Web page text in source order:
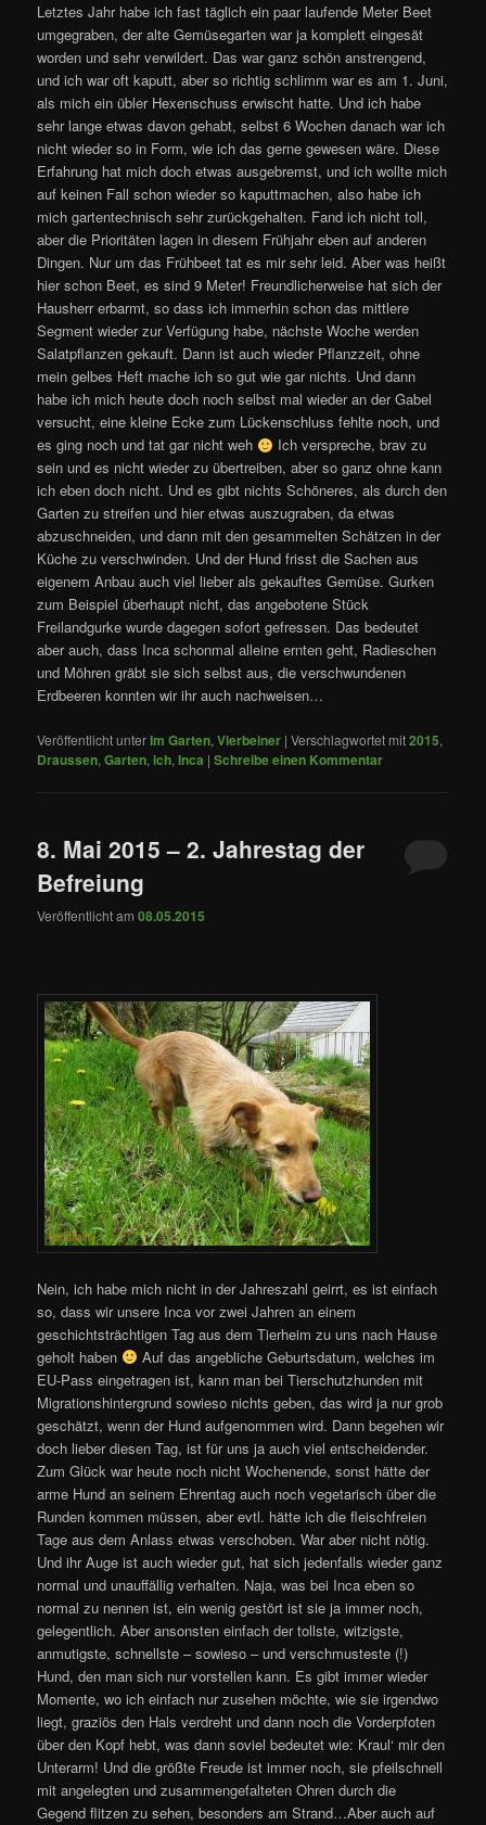
Letztes Jahr habe ich fast täglich ein paar laufende Meter Beet
umgegraben, der alte Gemüsegarten war ja komplett eingesät
worden und sehr verwildert. Das war ganz schön anstrengend,
und ich war oft kaputt, aber so richtig schlimm war es am 1. Juni,
als mich ein übler Hexenschuss erwischt hatte. Und ich habe
sehr lange etwas davon gehabt, selbst 6 Wochen danach war ich
nicht wieder so in Form, wie ich das gerne gewesen wäre. Diese
Erfahrung hat mich doch etwas ausgebremst, und ich wollte mich
auf keinen Fall schon wieder so kaputtmachen, also habe ich
mich gartentechnisch sehr zurückgehalten. Fand ich nicht toll,
aber die Prioritäten lagen in diesem Frühjahr eben auf anderen
Dingen. Nur um das Frühbeet tat es mir sehr leid. Aber was heißt
hier schon Beet, es sind 9 Meter! Freundlicherweise hat sich der
Hausherr erbarmt, so dass ich immerhin schon das mittlere
Segment wieder zur Verfügung habe, nächste Woche werden
Salatpflanzen gekauft. Dann ist auch wieder Pflanzzeit, ohne
mein gelbes Heft mache ich so gut wie gar nichts. Und dann
habe ich mich heute doch noch selbst mal wieder an der Gabel
versucht, eine kleine Ecke zum Lückenschluss fehlte noch, und
es ging noch und tat gar nicht weh
Ich verspreche, brav zu
sein und es nicht wieder zu übertreiben, aber so ganz ohne kann
ich eben doch nicht. Und es gibt nichts Schöneres, als durch den
Garten zu streifen und hier etwas auszugraben, da etwas
abzuschneiden, und dann mit den gesammelten Schätzen in der
Küche zu verschwinden. Und der Hund frisst die Sachen aus
eigenem Anbau auch viel lieber als gekauftes Gemüse. Gurken
zum Beispiel überhaupt nicht, das angebotene Stück
Freilandgurke wurde dagegen sofort gefressen. Das bedeutet
aber auch, dass Inca schonmal alleine ernten geht, Radieschen
und Möhren gräbt sie sich selbst aus, die verschwundenen
Erdbeeren konnten wir ihr auch nachweisen…
Veröffentlicht unterIm Garten,Vierbeiner |Verschlagwortet mit2015,
Draussen,Garten,ich,Inca |Schreibe einen Kommentar
8. Mai 2015 – 2. Jahrestag der
Befreiung
Veröffentlicht am08.05.2015
Nein, ich habe mich nicht in der Jahreszahl geirrt, es ist einfach
so, dass wir unsere Inca vor zwei Jahren an einem
geschichtsträchtigen Tag aus dem Tierheim zu uns nach Hause
geholt haben
Auf das angebliche Geburtsdatum, welches im
EU-Pass eingetragen ist, kann man bei Tierschutzhunden mit
Migrationshintergrund sowieso nichts geben, das wird ja nur grob
geschätzt, wenn der Hund aufgenommen wird. Dann begehen wir
doch lieber diesen Tag, ist für uns ja auch viel entscheidender.
Zum Glück war heute noch nicht Wochenende, sonst hätte der
arme Hund an seinem Ehrentag auch noch vegetarisch über die
Runden kommen müssen, aber evtl. hätte ich die fleischfreien
Tage aus dem Anlass etwas verschoben. War aber nicht nötig.
Und ihr Auge ist auch wieder gut, hat sich jedenfalls wieder ganz
normal und unauffällig verhalten. Naja, was bei Inca eben so
normal zu nennen ist, ein wenig gestört ist sie ja immer noch,
gelegentlich. Aber ansonsten einfach der tollste, witzigste,
anmutigste, schnellste – sowieso – und verschmusteste (!)
Hund, den man sich nur vorstellen kann. Es gibt immer wieder
Momente, wo ich einfach nur zusehen möchte, wie sie irgendwo
liegt, graziös den Hals verdreht und dann noch die Vorderpfoten
über den Kopf hebt, was dann soviel bedeutet wie: Kraul‘ mir den
Unterarm! Und die größte Freude ist immer noch, sie pfeilschnell
mit angelegten und zusammengefalteten Ohren durch die
Gegend flitzen zu sehen, besonders am Strand…Aber auch auf